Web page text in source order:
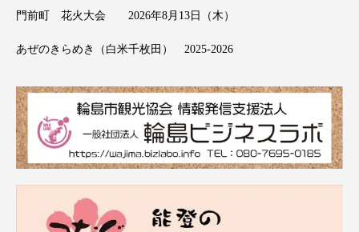
門前町 花火大会 2026年8月13日（木）
あぜのきらめき（白米千枚田） 2025-2026